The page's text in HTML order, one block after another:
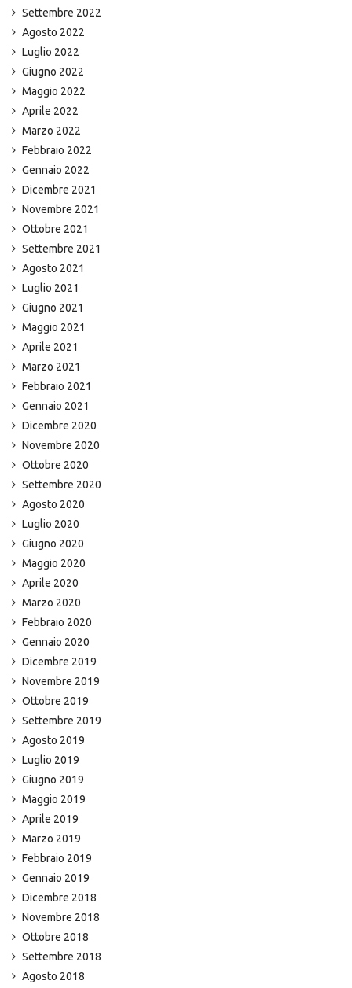
Settembre 2022
Agosto 2022
Luglio 2022
Giugno 2022
Maggio 2022
Aprile 2022
Marzo 2022
Febbraio 2022
Gennaio 2022
Dicembre 2021
Novembre 2021
Ottobre 2021
Settembre 2021
Agosto 2021
Luglio 2021
Giugno 2021
Maggio 2021
Aprile 2021
Marzo 2021
Febbraio 2021
Gennaio 2021
Dicembre 2020
Novembre 2020
Ottobre 2020
Settembre 2020
Agosto 2020
Luglio 2020
Giugno 2020
Maggio 2020
Aprile 2020
Marzo 2020
Febbraio 2020
Gennaio 2020
Dicembre 2019
Novembre 2019
Ottobre 2019
Settembre 2019
Agosto 2019
Luglio 2019
Giugno 2019
Maggio 2019
Aprile 2019
Marzo 2019
Febbraio 2019
Gennaio 2019
Dicembre 2018
Novembre 2018
Ottobre 2018
Settembre 2018
Agosto 2018